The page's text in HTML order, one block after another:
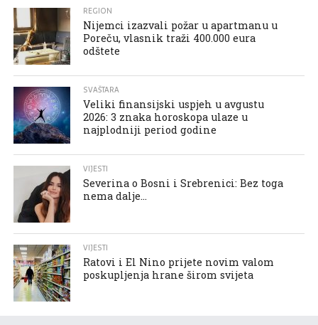
REGION
Nijemci izazvali požar u apartmanu u
Poreču, vlasnik traži 400.000 eura
odštete
SVAŠTARA
Veliki finansijski uspjeh u avgustu
2026: 3 znaka horoskopa ulaze u
najplodniji period godine
VIJESTI
Severina o Bosni i Srebrenici: Bez toga
nema dalje…
VIJESTI
Ratovi i El Nino prijete novim valom
poskupljenja hrane širom svijeta